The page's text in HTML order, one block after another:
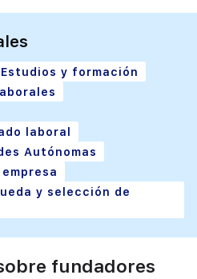
Estudios y formación
laboral
Autónomas
y selección de
fundadores